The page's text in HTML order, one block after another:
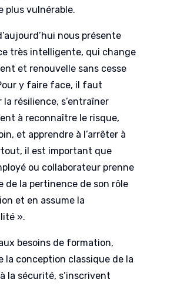
plus vulnérable.
nous présente
très intelligente, qui change
et renouvelle sans cesse
y faire face, il faut
la résilience, s’entraîner
à reconnaître le risque,
et apprendre à l’arrêter à
il est important que
ou collaborateur prenne
de la pertinence de son rôle
et en assume la
».
besoins de formation,
la conception classique de la
la sécurité, s’inscrivent